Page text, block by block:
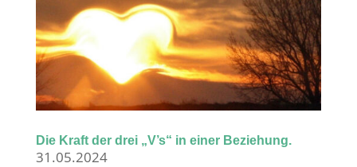
Die Kraft der drei „V’s“ in einer Beziehung.
31.05.2024